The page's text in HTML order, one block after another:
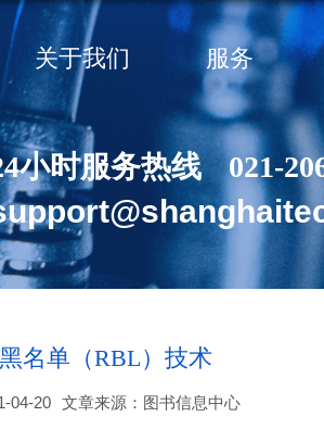
关于我们 服务
小时服务热线 021-
名单（RBL）技术
04-20 文章来源：图书信息中心